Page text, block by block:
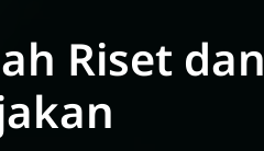
Riset dan